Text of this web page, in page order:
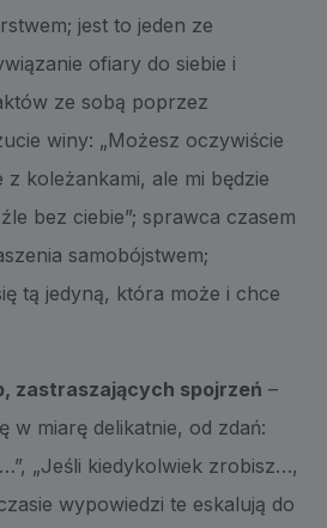
jest to jeden ze
ofiary do siebie i
ze sobą poprzez
winy: „Możesz oczywiście
z koleżankami, ale mi będzie
bez ciebie”; sprawca czasem
samobójstwem;
tą jedyną, która może i chce
zastraszających spojrzeń –
w miarę delikatnie, od zdań:
„Jeśli kiedykolwiek zrobisz…,
wypowiedzi te eskalują do